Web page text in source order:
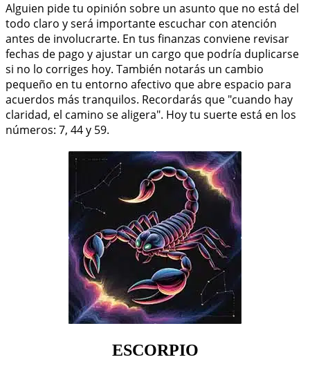
Alguien pide tu opinión sobre un asunto que no está del
todo claro y será importante escuchar con atención
antes de involucrarte. En tus finanzas conviene revisar
fechas de pago y ajustar un cargo que podría duplicarse
si no lo corriges hoy. También notarás un cambio
pequeño en tu entorno afectivo que abre espacio para
acuerdos más tranquilos. Recordarás que "cuando hay
claridad, el camino se aligera". Hoy tu suerte está en los
números: 7, 44 y 59.
ESCORPIO